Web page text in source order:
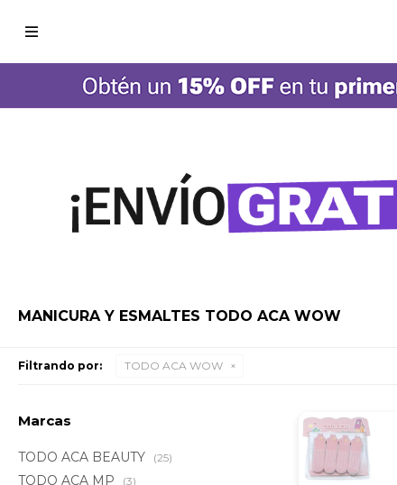

MANICURA Y ESMALTES TODO ACA WOW
Filtrando por: TODO ACA WOW
Marcas
TODO ACA BEAUTY (25)
TODO ACA MP (3)